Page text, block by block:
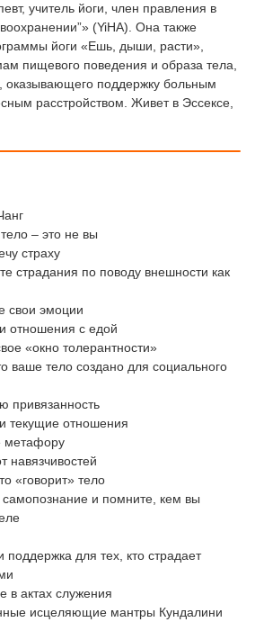
учитель йоги, член правления в
(YiHA). Она также
йоги «Ешь, дыши, расти»,
пищевого поведения и образа тела,
оказывающего поддержку больным
расстройством. Живет в Эссексе,
– это не вы
страху
страдания по поводу внешности как
свои эмоции
отношения с едой
«окно толерантности»
ваше тело создано для социального
привязанность
текущие отношения
метафору
навязчивостей
«говорит» тело
самопознание и помните, кем вы
для тех, кто страдает
в актах служения
исцеляющие мантры Кундалини